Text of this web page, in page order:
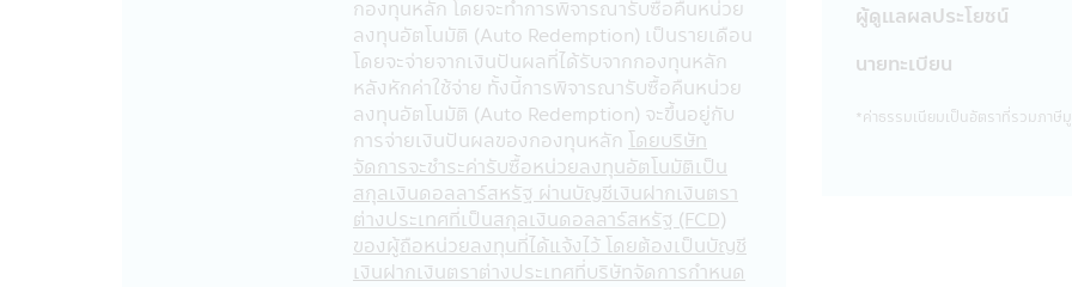
การใช้และการเปิดเผย
บริษัทอาจเปิดเผยข้อมูลส่วนบุคคลของท่านหรือข้อมูลอื่นๆ เกี่ยวกับท่านให้กับผู้อื่นในรูปแบบต่างๆ ตามที่ระบุ
บริษัทฯ อาจจะใช้ข้อมูลส่วนบุคคลหรือข้อมูลอื่นๆของท่าน ด้วยเหตุผลต่อไปนี้:
กับสมาชิกบริษัทในกลุ่มของ CIMB-Principal และ Principal Financial Group :
บริษัทฯอาจเปิดเผยข้อมูลส่วนบุคคลของท่านในกลุ่มของ CIMB-Principal และ Principal Financial Group
• แนะนำสินค้าและบริการทางการเงิน เช่น หน่วยลงทุนกองทุนรวมที่อยู่ในความสนใจของท่าน
• ประเมินและดำเนินการโปรแกรมประยุกต์ที่สอดคล้องกับสินค้าและบริการทางการเงิน เช่น หน่วยลงทุนก
• บริหารจัดการสินค้าและบริการทางการเงิน เช่น หน่วยลงทุนกองทุนรวมที่ทางบริษัทนำเสนอต่อท่าน
• เพื่อช่วยให้บริษัทฯจัดการข้อความพร้อมใช้งานและการเชื่อมต่อของผลิตภัณฑ์ บริการ และการติดต่อสื่อ
กองทุนหลัก โดยจะทำการพิจารณารับซื้อคืนหน่วย
ลงทุนอัตโนมัติ (Auto Redemption) เป็นรายเดือน
โดยจะจ่ายจากเงินปันผลที่ได้รับจากกองทุนหลัก
หลังหักค่าใช้จ่าย ทั้งนี้การพิจารณารับซื้อคืนหน่วย
ลงทุนอัตโนมัติ (Auto Redemption) จะขึ้นอยู่กับ
การจ่ายเงินปันผลของกองทุนหลัก โดยบริษัท
จัดการจะชำระค่ารับซื้อหน่วยลงทุนอัตโนมัติเป็น
สกุลเงินดอลลาร์สหรัฐ ผ่านบัญชีเงินฝากเงินตรา
ต่างประเทศที่เป็นสกุลเงินดอลลาร์สหรัฐ (FCD)
ของผู้ถือหน่วยลงทุนที่ได้แจ้งไว้ โดยต้องเป็นบัญชี
เงินฝากเงินตราต่างประเทศที่บริษัทจัดการกำหนด
ผู้ดูแลผลประโยชน์
นายทะเบียน
*ค่าธรรมเนียมเป็นอัตราที่รวมภาษี